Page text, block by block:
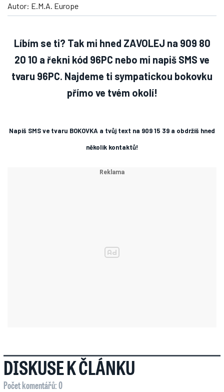
Autor: E.M.A. Europe
Líbím se ti? Tak mi hned ZAVOLEJ na 909 80
20 10 a řekni kód 96PC nebo mi napiš SMS ve
tvaru 96PC. Najdeme ti sympatickou bokovku
přímo ve tvém okolí!
Napiš SMS ve tvaru BOKOVKA a tvůj text na 909 15 39 a obdržíš hned
několik kontaktů!
DISKUSE K ČLÁNKU
Počet komentářů: 0